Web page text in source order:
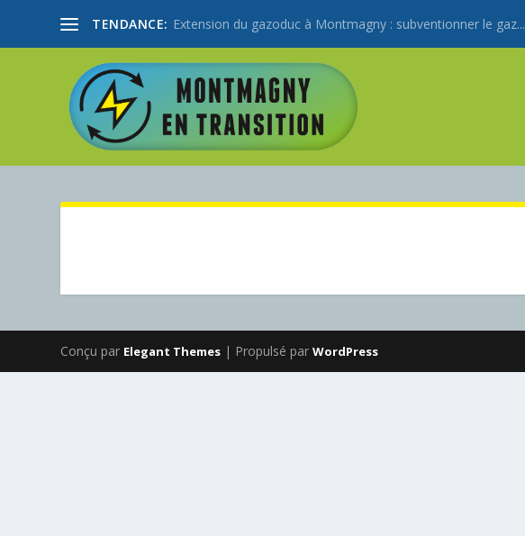
TENDANCE: Extension du gazoduc à Montmagny : subventionner le gaz...
Conçu par Elegant Themes | Propulsé parWordPress